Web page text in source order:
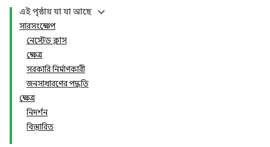
এই পৃষ্ঠায় যা যা আছে
সারসংক্ষেপ
নেস্টেড ক্লাস
ক্ষেত্র
সরকারি নির্মাণকারী
জনসাধারণের পদ্ধতি
ক্ষেত্র
নিদর্শন
বিস্তারিত